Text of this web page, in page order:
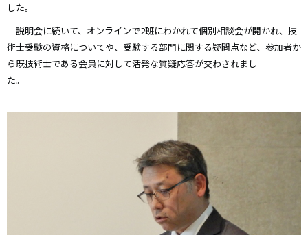
した。
説明会に続いて、オンラインで2班にわかれて個別相談会が開かれ、技
術士受験の資格についてや、受験する部門に関する疑問点など、参加者か
ら既技術士である会員に対して活発な質疑応答が交わされまし
た。